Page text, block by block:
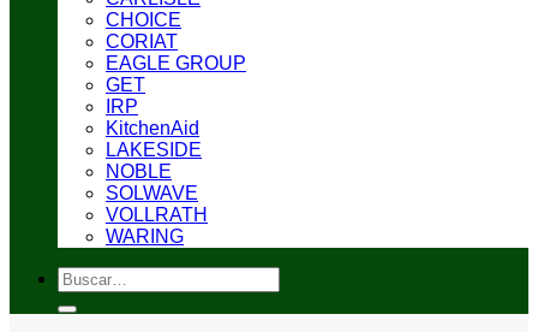
CHOICE
CORIAT
EAGLE GROUP
GET
IRP
KitchenAid
LAKESIDE
NOBLE
SOLWAVE
VOLLRATH
WARING
Buscar
por: